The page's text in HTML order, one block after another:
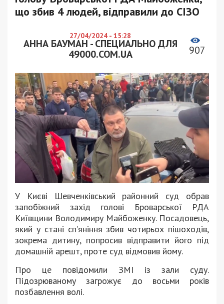
що збив 4 людей, відправили до СІЗО
27/04/2024 - 15:28
АННА БАУМАН - СПЕЦИАЛЬНО ДЛЯ
49000.COM.UA
907
У Києві Шевченківський районний суд обрав
запобіжний захід голові Броварської РДА
Київщини Володимиру Майбоженку. Посадовець,
який у стані сп’яніння збив чотирьох пішоходів,
зокрема дитину, попросив відправити його під
домашній арешт, проте суд відмовив йому.
Про це повідомили ЗМІ із зали суду.
Підозрюваному загрожує до восьми років
позбавлення волі.